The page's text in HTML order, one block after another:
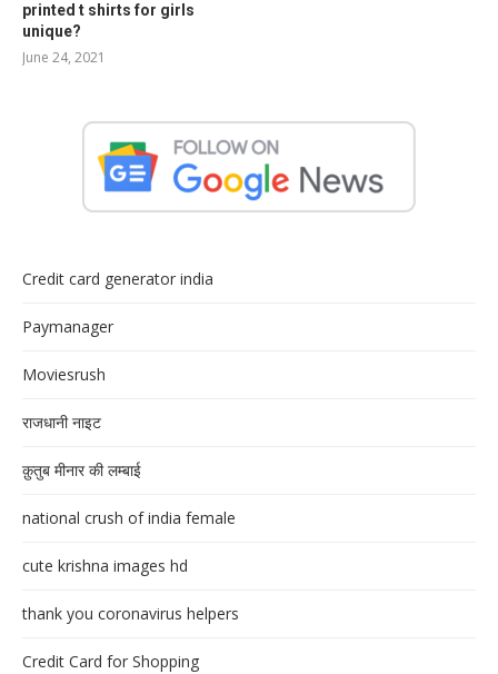
printed t shirts for girls
unique?
June 24, 2021
Credit card generator india
Paymanager
Moviesrush
राजधानी नाइट
क़ुतुब मीनार की लम्बाई
national crush of india female
cute krishna images hd
thank you coronavirus helpers
Credit Card for Shopping